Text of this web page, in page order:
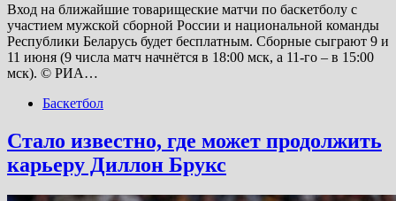
Вход на ближайшие товарищеские матчи по баскетболу с
участием мужской сборной России и национальной команды
Республики Беларусь будет бесплатным. Сборные сыграют 9 и
11 июня (9 числа матч начнётся в 18:00 мск, а 11-го – в 15:00
мск). © РИА…
Баскетбол
Стало известно, где может продолжить
карьеру Диллон Брукс